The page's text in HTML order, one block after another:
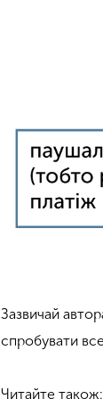
Зазвичай
спробувати
Читайте